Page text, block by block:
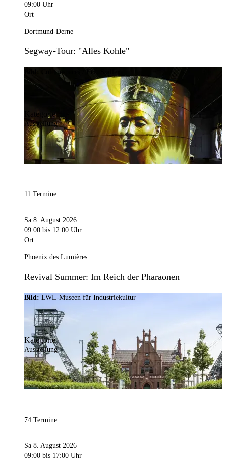
09:00 Uhr
Ort
Dortmund-Derne
Segway-Tour: "Alles Kohle"
Culturespaces / Eric Spiller
Kategorie
Ausstellung
11 Termine
Sa 8. August 2026
09:00 bis 12:00 Uhr
Ort
Phoenix des Lumières
Revival Summer: Im Reich der Pharaonen
Bild: LWL-Museen für Industriekultur
Kategorie
Ausstellung
74 Termine
Sa 8. August 2026
09:00 bis 17:00 Uhr